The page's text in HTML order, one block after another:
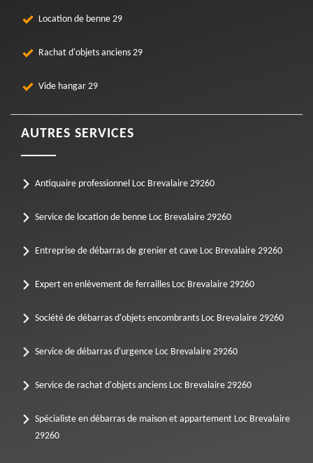
Location de benne 29
Rachat d'objets anciens 29
Vide hangar 29
AUTRES SERVICES
Antiquaire professionnel Loc Brevalaire 29260
Service de location de benne Loc Brevalaire 29260
Entreprise de débarras de grenier et cave Loc Brevalaire 29260
Expert en enlèvement de ferrailles Loc Brevalaire 29260
Société de débarras d'objets encombrants Loc Brevalaire 29260
Service de débarras d'urgence Loc Brevalaire 29260
Service de rachat d'objets anciens Loc Brevalaire 29260
Spécialiste en débarras de maison et appartement Loc Brevalaire
29260